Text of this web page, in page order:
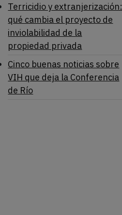
Terricidio y extranjerización:
qué cambia el proyecto de
inviolabilidad de la
propiedad privada
Cinco buenas noticias sobre
VIH que deja la Conferencia
de Río